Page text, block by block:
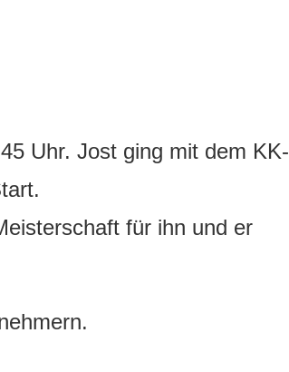
Uhr. Jost ging mit dem KK-
für ihn und er